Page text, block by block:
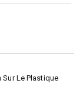
Sur Le Plastique